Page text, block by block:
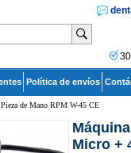
Política de envíos
de Mano RPM W-45 CE
Micro +